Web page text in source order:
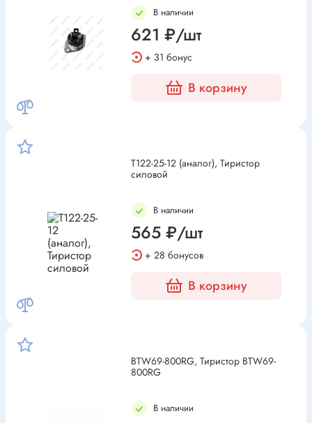
В наличии
621 ₽/шт
+ 31 бонус
В корзину
Т122-25-12 (аналог), Тиристор
силовой
В наличии
565 ₽/шт
+ 28 бонусов
В корзину
BTW69-800RG, Тиристор BTW69-
800RG
В наличии